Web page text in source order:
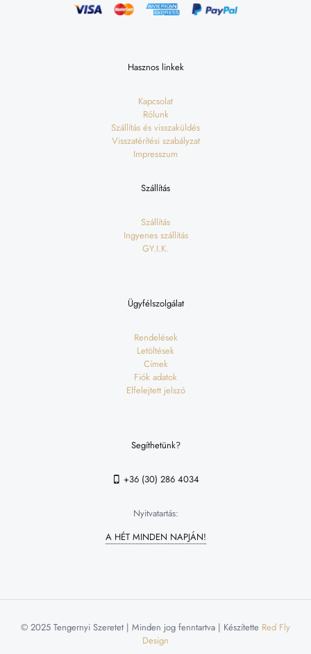
Hasznos linkek
Kapcsolat
Rólunk
Szállítás és visszaküldés
Visszatérítési szabályzat
Impresszum
Szállítás
Szállítás
Ingyenes szállítás
GY.I.K.
Ügyfélszolgálat
Rendelések
Letöltések
Címek
Fiók adatok
Elfelejtett jelszó
Segíthetünk?
+36 (30) 286 4034
Nyitvatartás:
A HÉT MINDEN NAPJÁN!
© 2025 Tengernyi Szeretet | Minden jog fenntartva | Készítette Red Fly
Design